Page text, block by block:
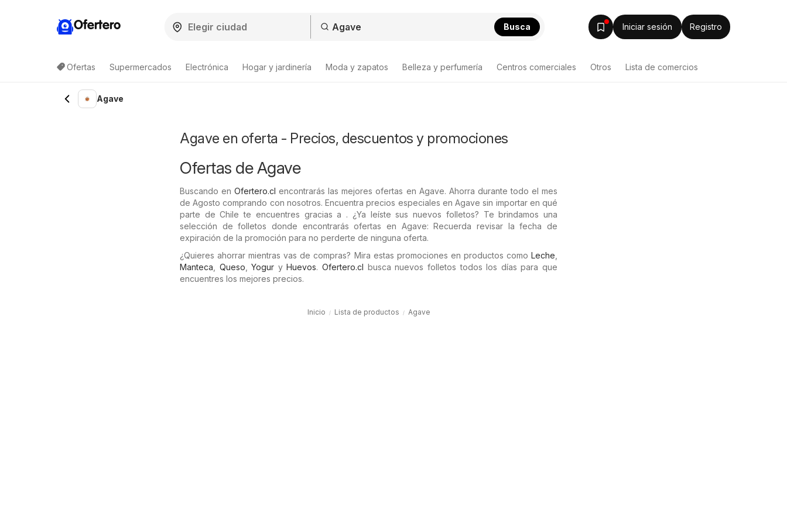
Ofertero Busca Iniciar sesión Registro
Ofertas Supermercados Electrónica Hogar y jardinería Moda y zapatos Belleza y perfumería Centros comerciales Otros Lista de comercios
Lista de productos
Agave
Agave en oferta - Precios, descuentos y promociones
Ofertas de Agave
Buscando enOfertero.cl encontrarás las mejores ofertas en Agave. Ahorra durante todo el mes
de Agosto comprando con nosotros. Encuentra precios especiales en Agave sin importar en qué
parte de Chile te encuentres gracias a . ¿Ya leíste sus nuevos folletos? Te brindamos una
selección de folletos donde encontrarás ofertas en Agave: Recuerda revisar la fecha de
expiración de la promoción para no perderte de ninguna oferta.
¿Quieres ahorrar mientras vas de compras? Mira estas promociones en productos como Leche
Manteca
Queso ,Yogur yHuevos.Ofertero.cl busca nuevos folletos todos los días para que
encuentres los mejores precios.
Inicio Lista de productos Agave